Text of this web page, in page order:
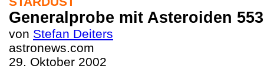
Generalprobe mit Asteroiden
von Stefan Deiters
astronews.com
29. Oktober 2002